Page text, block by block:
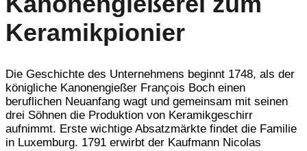
Keramikpionier
Die Geschichte des Unternehmens beginnt 1748, als der
königliche Kanonengießer François Boch einen
beruflichen Neuanfang wagt und gemeinsam mit seinen
drei Söhnen die Produktion von Keramikgeschirr
aufnimmt. Erste wichtige Absatzmärkte findet die Familie
in Luxemburg. 1791 erwirbt der Kaufmann Nicolas